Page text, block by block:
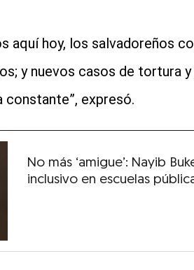
aquí hoy, los salvadoreños
y nuevos casos de tortura
expresó.
No más ‘amigue’: Nayib
inclusivo en escuelas